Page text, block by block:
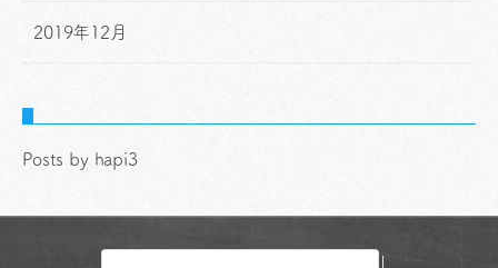
2019年12月
Posts by hapi3